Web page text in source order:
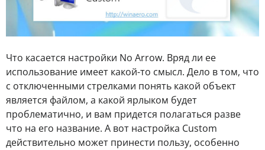
Что касается настройки No Arrow. Вряд ли ее
использование имеет какой-то смысл. Дело в том, что
с отключенными стрелками понять какой объект
является файлом, а какой ярлыком будет
проблематично, и вам придется полагаться разве
что на его название. А вот настройка Custom
действительно может принести пользу, особенно